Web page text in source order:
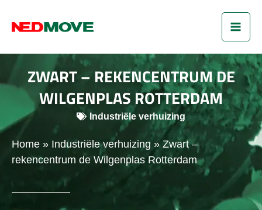
naar
inhoud
ZWART – REKENCENTRUM DE
WILGENPLAS ROTTERDAM
Industriële verhuizing
Home » Industriële verhuizing »Zwart –
rekencentrum de Wilgenplas Rotterdam